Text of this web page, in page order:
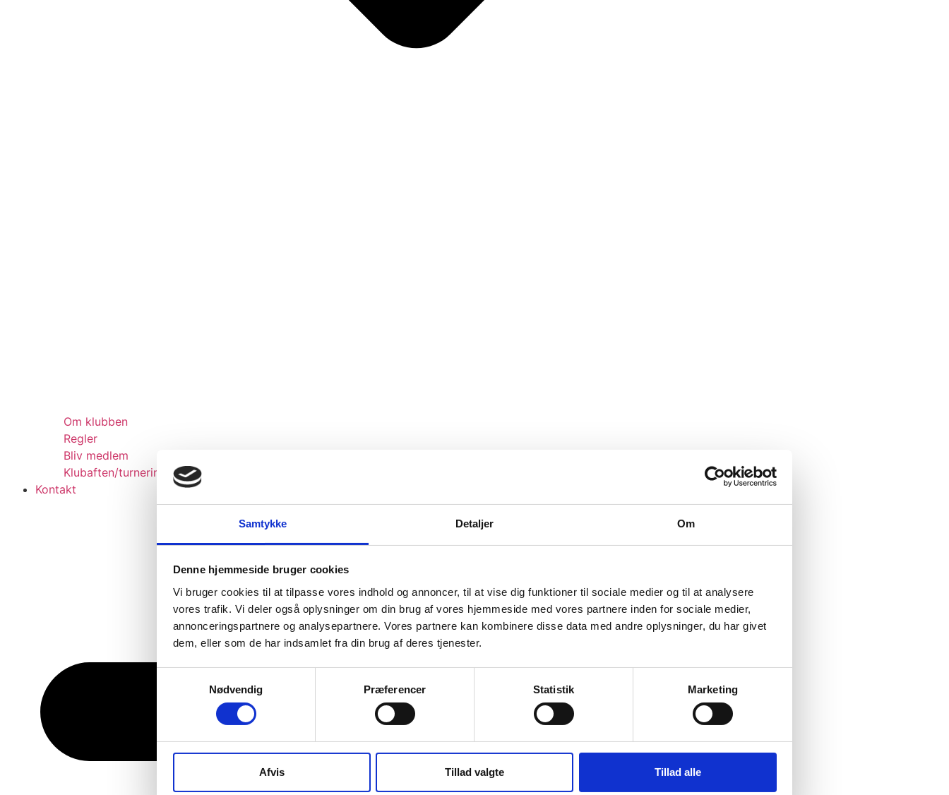
Samtykke Detaljer Om
Denne hjemmeside bruger cookies
Vi bruger cookies til at tilpasse vores indhold og annoncer, til at vise dig funktioner til sociale medier og til at analysere
vores trafik. Vi deler også oplysninger om din brug af vores hjemmeside med vores partnere inden for sociale medier,
annonceringspartnere og analysepartnere. Vores partnere kan kombinere disse data med andre oplysninger, du har givet
dem, eller som de har indsamlet fra din brug af deres tjenester.
Nødvendig
Præferencer Statistik Marketing
Afvis Tillad valgte Tillad alle
Om klubben
Regler
Bliv medlem
Klubaften/turneringer
Kontakt